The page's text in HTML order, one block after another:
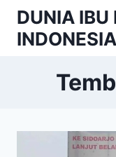
Skip
content
DUNIA IBU
INDONESIA